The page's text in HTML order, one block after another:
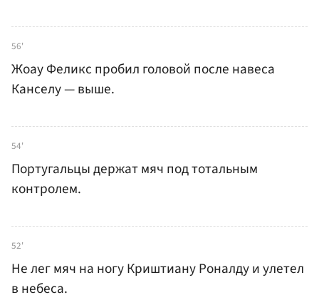
56'
Жоау Феликс пробил головой после навеса
Канселу — выше.
54'
Португальцы держат мяч под тотальным
контролем.
52'
Не лег мяч на ногу Криштиану Роналду и улетел
в небеса.